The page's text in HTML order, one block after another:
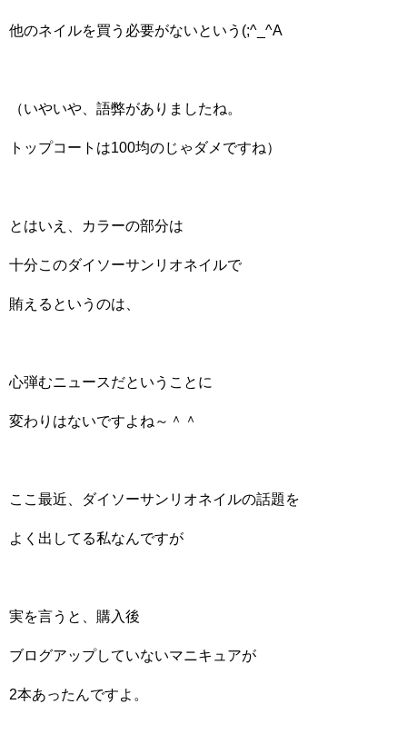
他のネイルを買う必要がないという(;^_^A
（いやいや、語弊がありましたね。
トップコートは100均のじゃダメですね）
とはいえ、カラーの部分は
十分このダイソーサンリオネイルで
賄えるというのは、
心弾むニュースだということに
変わりはないですよね～＾＾
ここ最近、ダイソーサンリオネイルの話題を
よく出してる私なんですが
実を言うと、購入後
ブログアップしていないマニキュアが
2本あったんですよ。